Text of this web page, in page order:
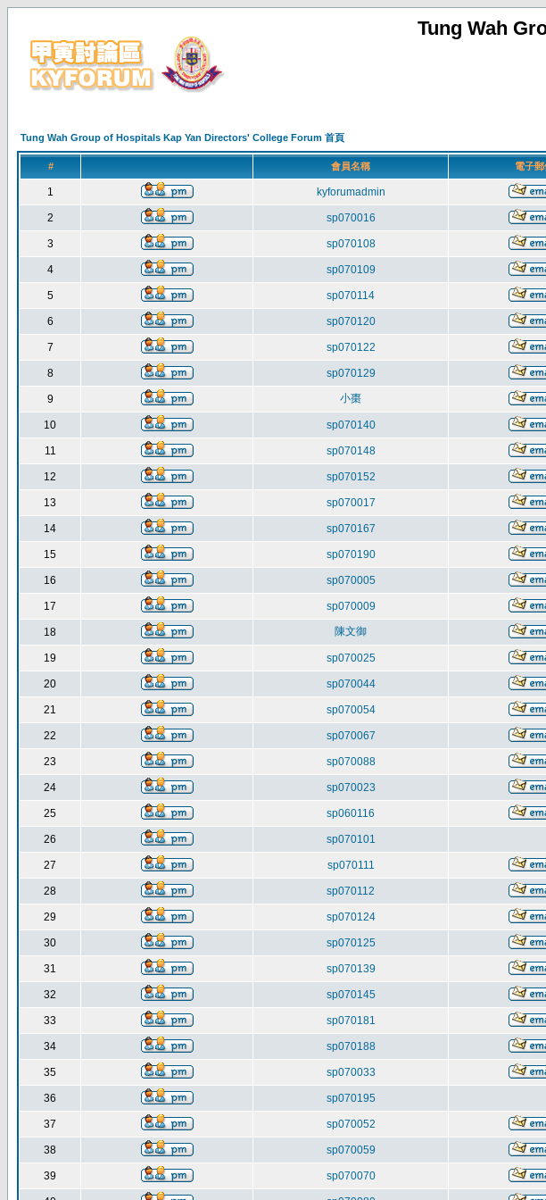
Tung Wah
Tung Wah Group of Hospitals Kap Yan Directors' College Forum 首頁
# 會員名稱 電子郵
1 kyforumadmin
2 sp070016
3 sp070108
4 sp070109
5 sp070114
6 sp070120
7 sp070122
8 sp070129
9 小棗
10 sp070140
11 sp070148
12 sp070152
13 sp070017
14 sp070167
15 sp070190
16 sp070005
17 sp070009
18 陳文御
19 sp070025
20 sp070044
21 sp070054
22 sp070067
23 sp070088
24 sp070023
25 sp060116
26 sp070101
27 sp070111
28 sp070112
29 sp070124
30 sp070125
31 sp070139
32 sp070145
33 sp070181
34 sp070188
35 sp070033
36 sp070195
37 sp070052
38 sp070059
39 sp070070